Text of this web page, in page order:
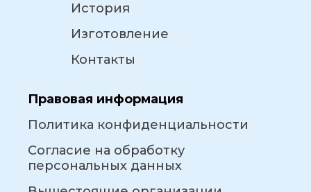
История
Изготовление
Контакты
Правовая информация
Политика конфиденциальности
Согласие на обработку
персональных данных